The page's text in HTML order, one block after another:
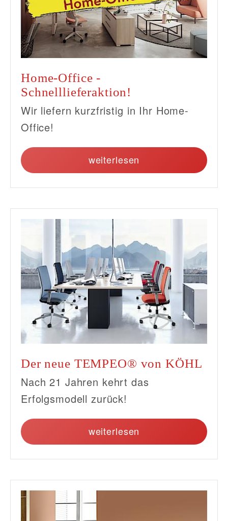
Home-Office -
Schnelllieferaktion!
Wir liefern kurzfristig in Ihr Home-
Office!
weiterlesen
Der neue TEMPEO® von KÖHL
Nach 21 Jahren kehrt das
Erfolgsmodell zurück!
weiterlesen